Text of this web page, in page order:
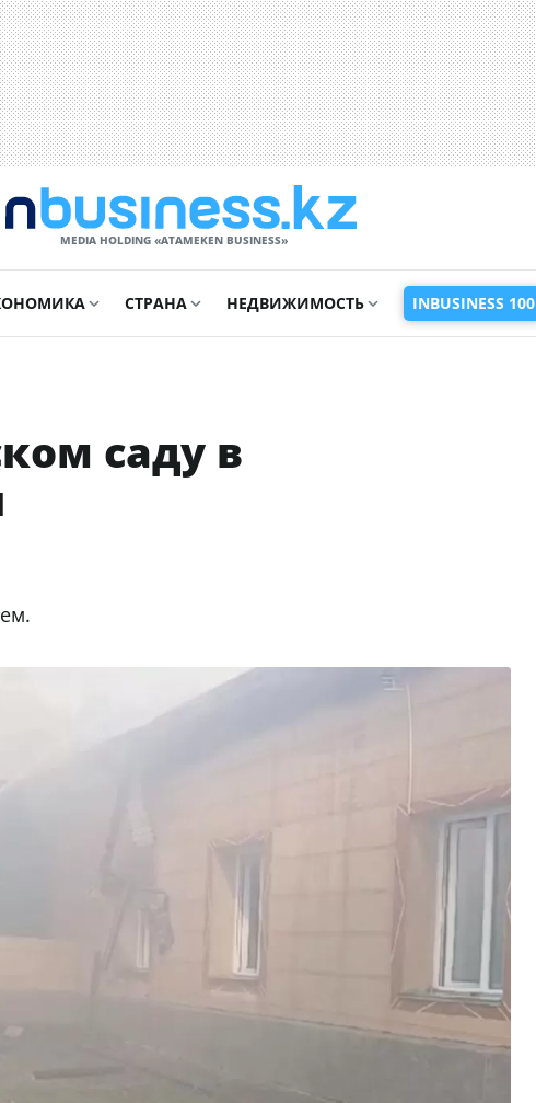
MEDIA HOLDING «ATAMEKЕN BUSINESS»
СТРАНА НЕДВИЖИМОСТЬ INBUSINESS 100
саду в